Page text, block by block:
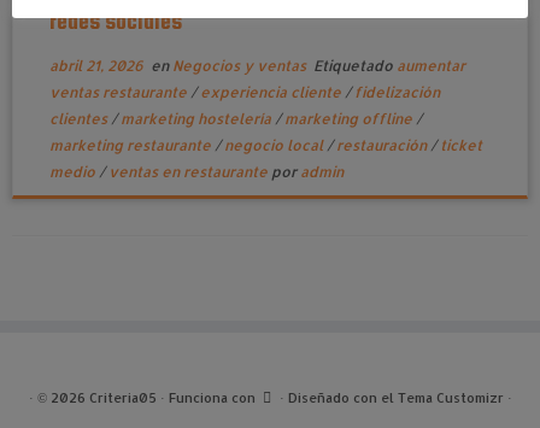
redes sociales
abril 21, 2026en Negocios y ventas Etiquetado aumentar
ventas restaurante /experiencia cliente / fidelización
clientes /marketing hostelería /marketing offline /
marketing restaurante /negocio local /restauración / ticket
medio / ventas en restaurante por admin
· © 2026 Criteria05 · Funciona con · Diseñado con el Tema Customizr ·